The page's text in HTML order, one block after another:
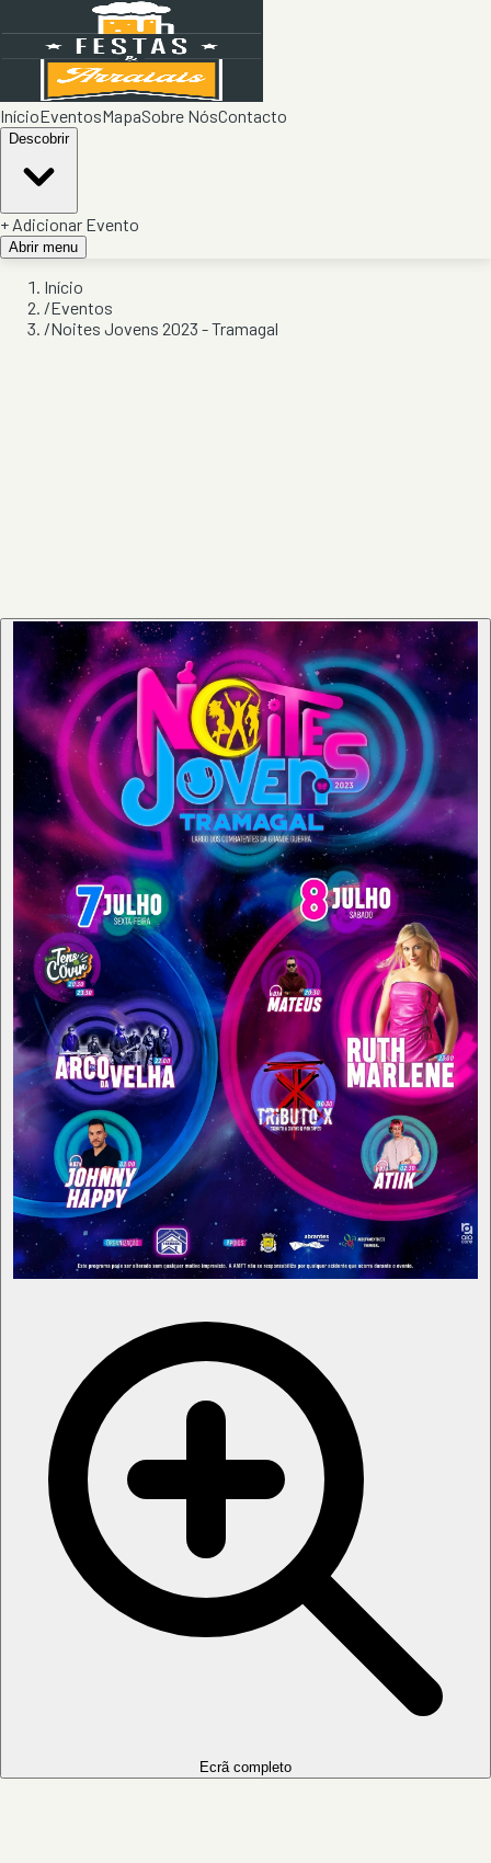
InícioEventosMapaSobre NósContacto
Descobrir
+ Adicionar Evento
Abrir menu
Início
/Eventos
/Noites Jovens 2023 - Tramagal
Ecrã completo